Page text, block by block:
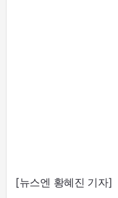
[뉴스엔 황혜진 기자]